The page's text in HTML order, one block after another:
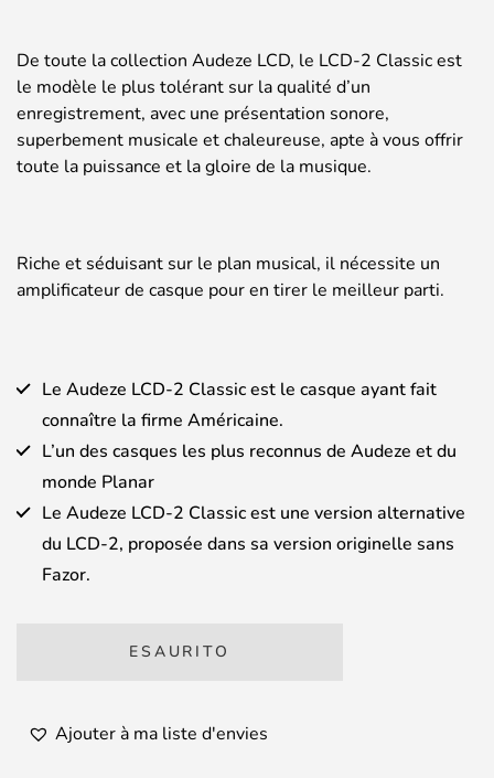
De toute la collection Audeze LCD, le LCD-2 Classic est
le modèle le plus tolérant sur la qualité d’un
enregistrement, avec une présentation sonore,
superbement musicale et chaleureuse, apte à vous offrir
toute la puissance et la gloire de la musique.
Riche et séduisant sur le plan musical, il nécessite un
amplificateur de casque pour en tirer le meilleur parti.
Le Audeze LCD-2 Classic est le casque ayant fait
connaître la firme Américaine.
L’un des casques les plus reconnus de Audeze et du
monde Planar
Le Audeze LCD-2 Classic est une version alternative
du LCD-2, proposée dans sa version originelle sans
Fazor.
ESAURITO
Ajouter à ma liste d'envies